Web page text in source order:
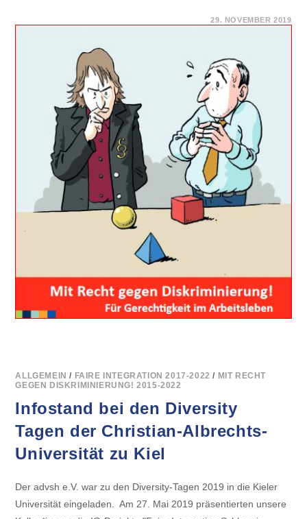
NEUER
DISKRIMINIERUNG!
GERECHTIGKEIT
IM
ARBEITSLEBEN.“
WORKSHOPS.
SEMINARE.
ORGANISATIONSBERATUNG.
29. NOVEMBER 2019
ALLGEMEIN / FAIRE INTEGRATION 2017-2022 / MIT RECHT
GEGEN DISKRIMINIERUNG! 2015-2022
Infostand bei den Diversity
Tagen der Christian-Albrechts-
Universität zu Kiel
Der advsh e.V. war zu den Diversity-Tagen 2019 in die Kieler
Universität eingeladen. Am 27. Mai 2019 präsentierten unsere